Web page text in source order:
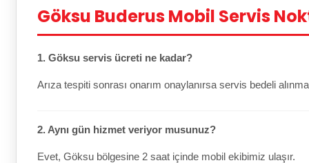
Göksu Buderus Mobil Servis
1. Göksu servis ücreti ne kadar?
Arıza tespiti sonrası onarım onaylanırsa servis bedeli
2. Aynı gün hizmet veriyor musunuz?
Evet, Göksu bölgesine 2 saat içinde mobil ekibimiz ulaşır.